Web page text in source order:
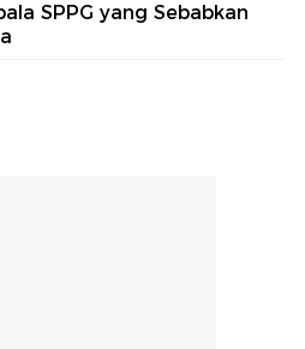
SPPG yang Sebabkan